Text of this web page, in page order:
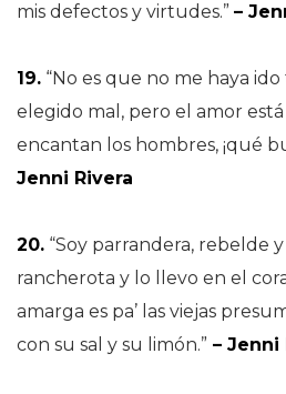
mis defectos y virtudes.” –
19. “No es que no me haya
elegido mal, pero el amor
encantan los hombres, ¡qué
Jenni Rivera
20. “Soy parrandera, rebelde
rancherota y lo llevo en el
amarga es pa’ las viejas
con su sal y su limón.” – Jenni